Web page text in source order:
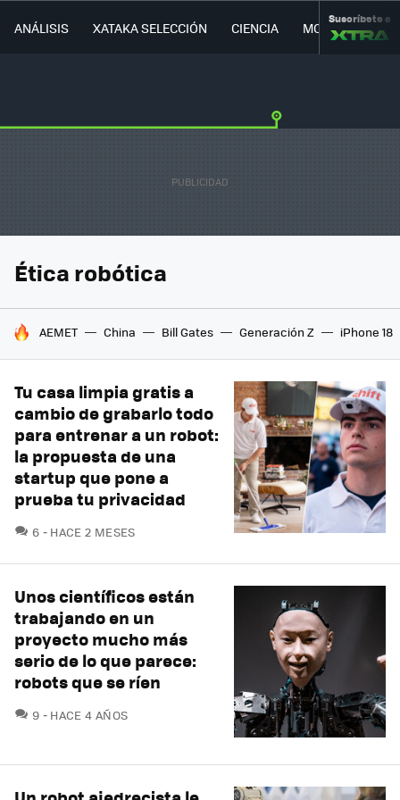
ANÁLISIS XATAKA SELECCIÓN CIENCIA MOVILIDAD
Suscríbete a
Ética robótica
HOY SE HABLA DE
AEMET China Bill Gates Generación Z iPhone 18
Tu casa limpia gratis a
cambio de grabarlo todo
para entrenar a un robot:
la propuesta de una
startup que pone a
prueba tu privacidad
6 COMENTARIOS
HACE 2 MESES
Unos científicos están
trabajando en un
proyecto mucho más
serio de lo que parece:
robots que se ríen
9 COMENTARIOS
HACE 4 AÑOS